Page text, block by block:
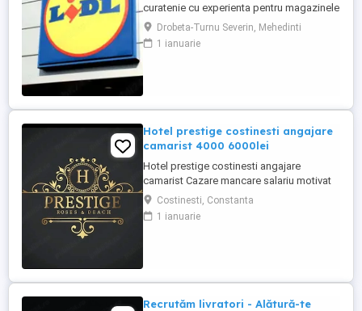
curatenie cu experienta pentru magazinele
Lidl din Drobeta Program o zi cu o zi.
Personalul de curatenie va asigura:
curatarea aparatelor de reciclat sticle si
Drobeta-Turnu Severin, Mehedinti
1 ianuarie
Hotel prestige costinesti angajare
camarist 4000 6000lei
Hotel prestige costinesti angajare
camarist Cazare mancare salariu motivat
4000 6000
Costinesti, Constanta
1 ianuarie
Recrutăm livratori - Alătură-te